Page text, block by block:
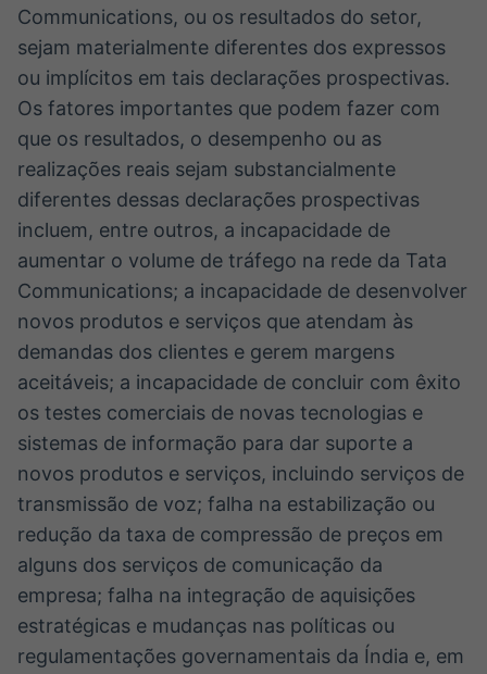
Communications, ou os resultados do setor,
sejam materialmente diferentes dos expressos
ou implícitos em tais declarações prospectivas.
Os fatores importantes que podem fazer com
que os resultados, o desempenho ou as
realizações reais sejam substancialmente
diferentes dessas declarações prospectivas
incluem, entre outros, a incapacidade de
aumentar o volume de tráfego na rede da Tata
Communications; a incapacidade de desenvolver
novos produtos e serviços que atendam às
demandas dos clientes e gerem margens
aceitáveis; a incapacidade de concluir com êxito
os testes comerciais de novas tecnologias e
sistemas de informação para dar suporte a
novos produtos e serviços, incluindo serviços de
transmissão de voz; falha na estabilização ou
redução da taxa de compressão de preços em
alguns dos serviços de comunicação da
empresa; falha na integração de aquisições
estratégicas e mudanças nas políticas ou
regulamentações governamentais da Índia e, em